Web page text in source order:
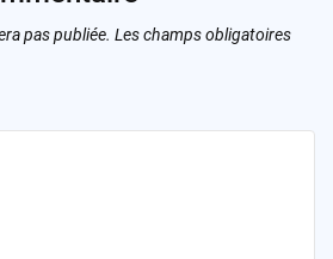
pas publiée. Les champs obligatoires